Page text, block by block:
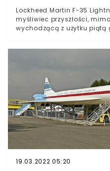
Lockheed Martin F-35
myśliwiec przyszłości,
wychodzącą z użytku piątą
19.03.2022 05:20